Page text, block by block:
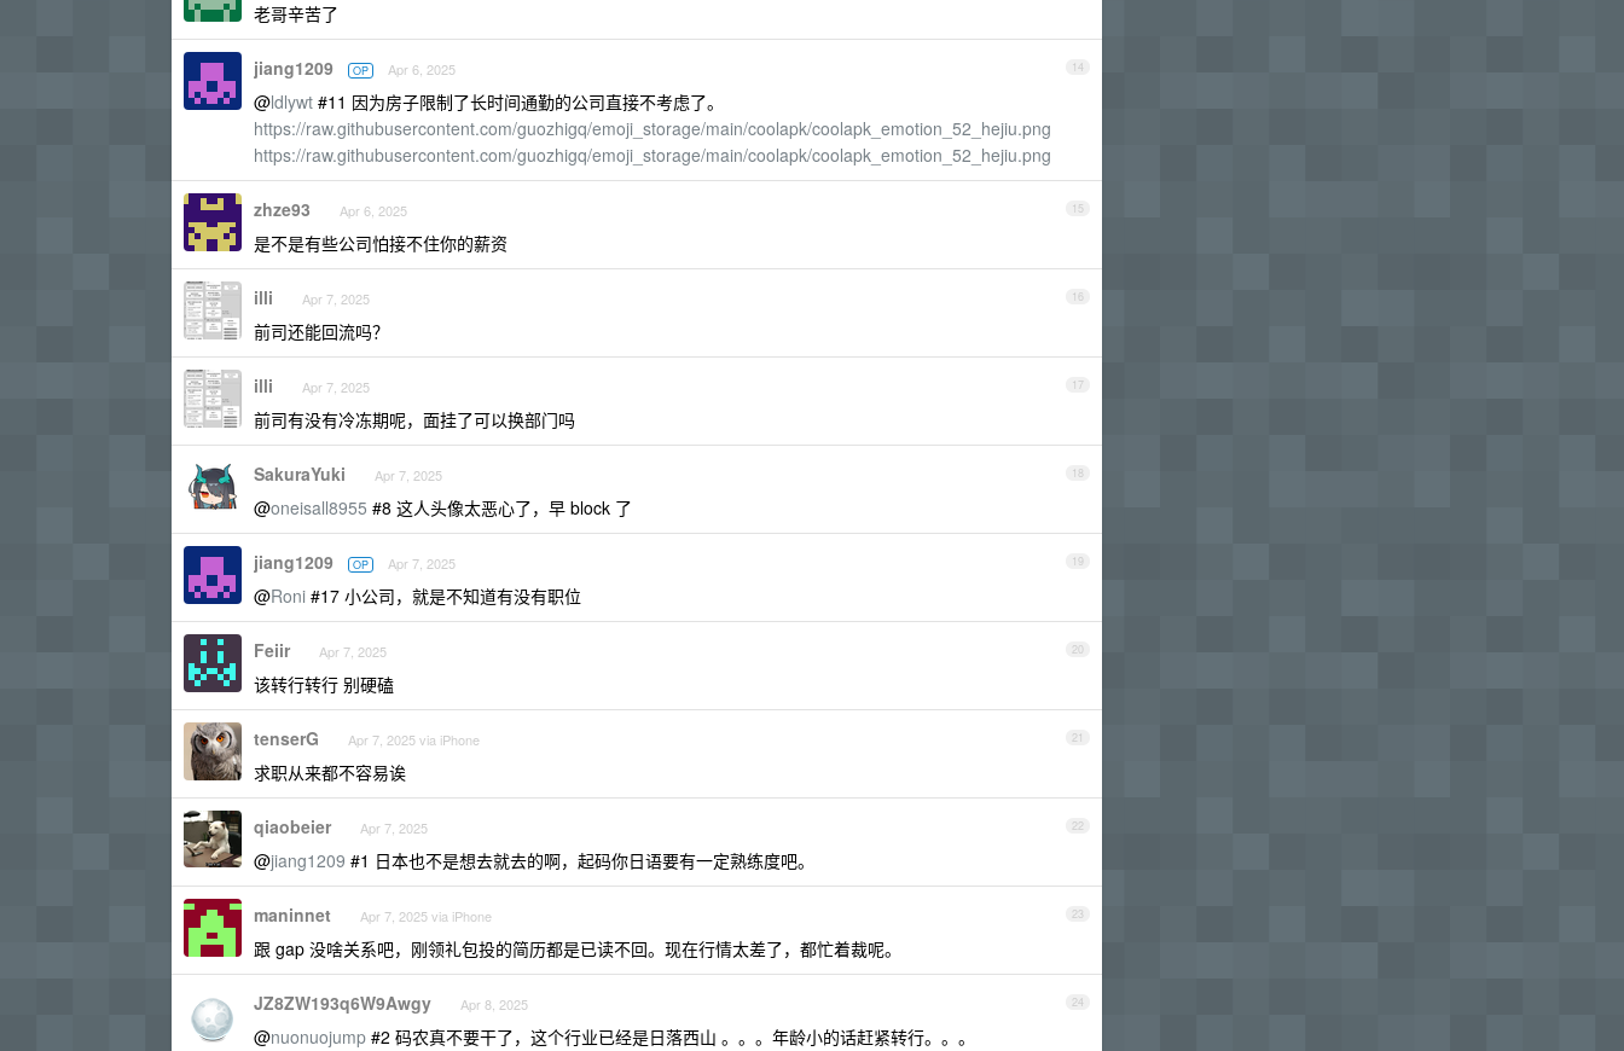
老哥辛苦了
14
jiang1209 OP Apr 6, 2025
@ldlywt #11 因为房子限制了长时间通勤的公司直接不考虑了。
https://raw.githubusercontent.com/guozhigq/emoji_storage/main/coolapk/coolapk_emotion_52_hejiu.png
https://raw.githubusercontent.com/guozhigq/emoji_storage/main/coolapk/coolapk_emotion_52_hejiu.png
15
zhze93 Apr 6, 2025
是不是有些公司怕接不住你的薪资
16
illi Apr 7, 2025
前司还能回流吗？
17
illi Apr 7, 2025
前司有没有冷冻期呢，面挂了可以换部门吗
18
SakuraYuki Apr 7, 2025
@oneisall8955 #8 这人头像太恶心了，早 block 了
19
jiang1209 OP Apr 7, 2025
@Roni #17 小公司，就是不知道有没有职位
20
Feiir Apr 7, 2025
该转行转行 别硬磕
21
tenserG Apr 7, 2025 via iPhone
求职从来都不容易诶
22
qiaobeier Apr 7, 2025
@jiang1209 #1 日本也不是想去就去的啊，起码你日语要有一定熟练度吧。
23
maninnet Apr 7, 2025 via iPhone
跟 gap 没啥关系吧，刚领礼包投的简历都是已读不回。现在行情太差了，都忙着裁呢。
24
JZ8ZW193q6W9Awgy Apr 8, 2025
@nuonuojump #2 码农真不要干了，这个行业已经是日落西山 。。。年龄小的话赶紧转行。。。